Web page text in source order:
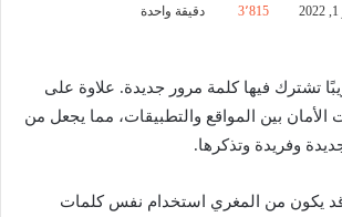
3٬815 دقيقة واحدة
تشترك فيها كلمة مرور جديدة. علاوة على
بين المواقع والتطبيقات، مما يجعل من
وفريدة وتذكرها.
يكون من المغري استخدام نفس كلمات